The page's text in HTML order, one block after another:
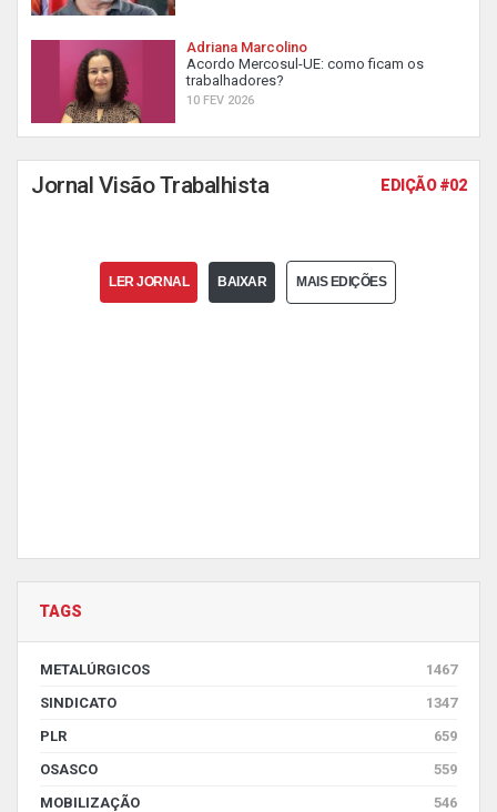
Adriana Marcolino
Acordo Mercosul-UE: como ficam os
trabalhadores?
10 FEV 2026
Jornal Visão Trabalhista EDIÇÃO #02
LER JORNAL BAIXAR MAIS EDIÇÕES
TAGS
METALÚRGICOS
1467
SINDICATO
1347
PLR
659
OSASCO
559
MOBILIZAÇÃO
546